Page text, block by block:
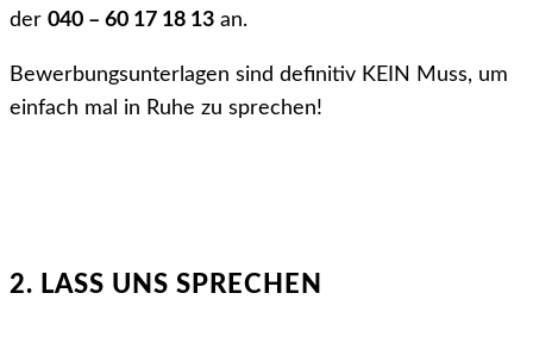
der 040 – 60 17 18 13 an.
Bewerbungs­unterlagen sind definitiv KEIN Muss, um
einfach mal in Ruhe zu sprechen!
2. LASS UNS SPRECHEN